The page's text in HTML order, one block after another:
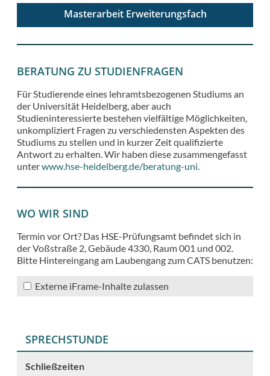
Masterarbeit Erweiterungsfach
Erweiterungsfach
BERATUNG ZU STUDIENFRAGEN
Für Studierende eines lehramtsbezogenen Studiums an
der Universität Heidelberg, aber auch
Studieninteressierte bestehen vielfältige Möglichkeiten,
unkompliziert Fragen zu verschiedensten Aspekten des
Studiums zu stellen und in kurzer Zeit qualifizierte
Antwort zu erhalten. Wir haben diese zusammengefasst
unterwww.hse-heidelberg.de/beratung-uni.
WO WIR SIND
Termin vor Ort? Das HSE-Prüfungsamt befindet sich in
der Voßstraße 2, Gebäude 4330, Raum 001 und 002.
Bitte Hintereingang am Laubengang zum CATS benutzen:
Externe iFrame-Inhalte zulassen
SPRECHSTUNDE
Schließzeiten